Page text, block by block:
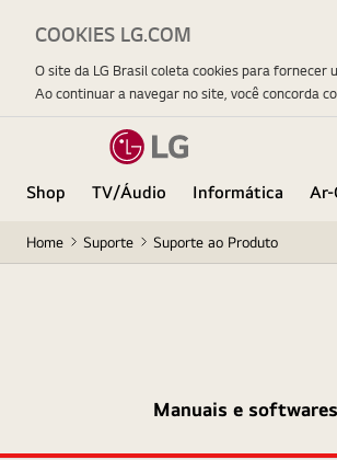
Shop TV/Áudio Informática Ar-
Home Suporte Suporte ao Produto
Manuais e softwares
COOKIES LG.COM
O site da LG Brasil coleta cookies para
Ao continuar a navegar no site, você concorda